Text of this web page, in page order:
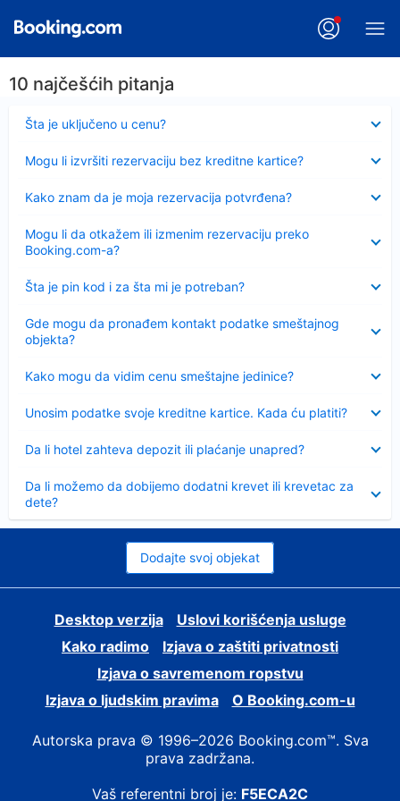
10 najčešćih pitanja
Šta je uključeno u cenu?
Sažeto
Mogu li izvršiti rezervaciju bez kreditne kartice?
Kako znam da je moja rezervacija potvrđena?
Mogu li da otkažem ili izmenim rezervaciju preko
Booking.com-a?
Šta je pin kod i za šta mi je potreban?
Sažeto
Gde mogu da pronađem kontakt podatke smeštajnog
objekta?
Kako mogu da vidim cenu smeštajne jedinice?
Unosim podatke svoje kreditne kartice. Kada ću platiti?
Da li hotel zahteva depozit ili plaćanje unapred?
Da li možemo da dobijemo dodatni krevet ili krevetac za
dete?
Dodajte svoj objekat
Desktop verzija
Uslovi korišćenja usluge
Kako radimo
Izjava o zaštiti privatnosti
Izjava o savremenom ropstvu
Izjava o ljudskim pravima
О Booking.com-u
Autorska prava © 1996–2026 Booking.com™. Sva
prava zadržana.
Vaš referentni broj je: F5ECA2C